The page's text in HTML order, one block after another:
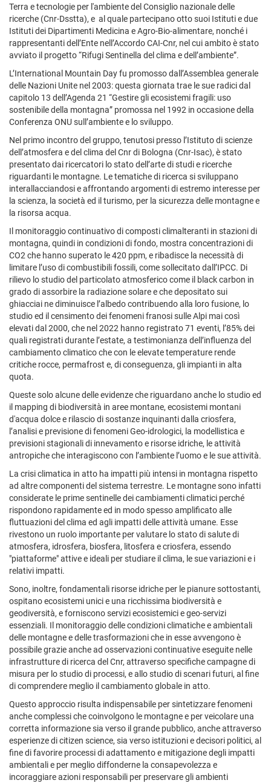
Terra e tecnologie per l'ambiente del Consiglio nazionale delle
ricerche (Cnr-Dsstta), e al quale partecipano otto suoi Istituti e due
Istituti dei Dipartimenti Medicina e Agro-Bio-alimentare, nonché i
rappresentanti dell’Ente nell’Accordo CAI-Cnr, nel cui ambito è stato
avviato il progetto “Rifugi Sentinella del clima e dell’ambiente”.
L’International Mountain Day fu promosso dall’Assemblea generale
delle Nazioni Unite nel 2003: questa giornata trae le sue radici dal
capitolo 13 dell’Agenda 21 “Gestire gli ecosistemi fragili: uso
sostenibile della montagna” promossa nel 1992 in occasione della
Conferenza ONU sull’ambiente e lo sviluppo.
Nel primo incontro del gruppo, tenutosi presso l’Istituto di scienze
dell’atmosfera e del clima del Cnr di Bologna (Cnr-Isac), è stato
presentato dai ricercatori lo stato dell’arte di studi e ricerche
riguardanti le montagne. Le tematiche di ricerca si sviluppano
interallacciandosi e affrontando argomenti di estremo interesse per
la scienza, la società ed il turismo, per la sicurezza delle montagne e
la risorsa acqua.
Il monitoraggio continuativo di composti climalteranti in stazioni di
montagna, quindi in condizioni di fondo, mostra concentrazioni di
CO2 che hanno superato le 420 ppm, e ribadisce la necessità di
limitare l’uso di combustibili fossili, come sollecitato dall’IPCC. Di
rilievo lo studio del particolato atmosferico come il black carbon in
grado di assorbire la radiazione solare e che depositato sui
ghiacciai ne diminuisce l’albedo contribuendo alla loro fusione, lo
studio ed il censimento dei fenomeni franosi sulle Alpi mai così
elevati dal 2000, che nel 2022 hanno registrato 71 eventi, l’85% dei
quali registrati durante l’estate, a testimonianza dell’influenza del
cambiamento climatico che con le elevate temperature rende
critiche rocce, permafrost e, di conseguenza, gli impianti in alta
quota.
Queste solo alcune delle evidenze che riguardano anche lo studio ed
il mapping di biodiversità in aree montane, ecosistemi montani
d'acqua dolce e rilascio di sostanze inquinanti dalla criosfera,
l’analisi e previsione di fenomeni Geo-idrologici, la modellistica e
previsioni stagionali di innevamento e risorse idriche, le attività
antropiche che interagiscono con l’ambiente l’uomo e le sue attività.
La crisi climatica in atto ha impatti più intensi in montagna rispetto
ad altre componenti del sistema terrestre. Le montagne sono infatti
considerate le prime sentinelle dei cambiamenti climatici perché
rispondono rapidamente ed in modo spesso amplificato alle
fluttuazioni del clima ed agli impatti delle attività umane. Esse
rivestono un ruolo importante per valutare lo stato di salute di
atmosfera, idrosfera, biosfera, litosfera e criosfera, essendo
"piattaforme" attive e ideali per studiare il clima, le sue variazioni e i
relativi impatti.
Sono, inoltre, fondamentali risorse idriche per le pianure sottostanti,
ospitano ecosistemi unici e una ricchissima biodiversità e
geodiversità, e forniscono servizi ecosistemici e geo-servizi
essenziali. Il monitoraggio delle condizioni climatiche e ambientali
delle montagne e delle trasformazioni che in esse avvengono è
possibile grazie anche ad osservazioni continuative eseguite nelle
infrastrutture di ricerca del Cnr, attraverso specifiche campagne di
misura per lo studio di processi, e allo studio di scenari futuri, al fine
di comprendere meglio il cambiamento globale in atto.
Questo approccio risulta indispensabile per sintetizzare fenomeni
anche complessi che coinvolgono le montagne e per veicolare una
corretta informazione sia verso il grande pubblico, anche attraverso
esperienze di citizen science, sia verso istituzioni e decisori politici, al
fine di favorire processi di adattamento e mitigazione degli impatti
ambientali e per meglio diffonderne la consapevolezza e
incoraggiare azioni responsabili per preservare gli ambienti